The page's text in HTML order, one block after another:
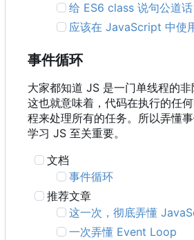
给 ES6 class 说句公道话
应该在 JavaScript 中使
事件循环
大家都知道 JS 是一门单线程的非
这也就意味着，代码在执行的任
程来处理所有的任务。所以弄懂
学习 JS 至关重要。
文档
事件循环
推荐文章
这一次，彻底弄懂
一次弄懂 Event Loop